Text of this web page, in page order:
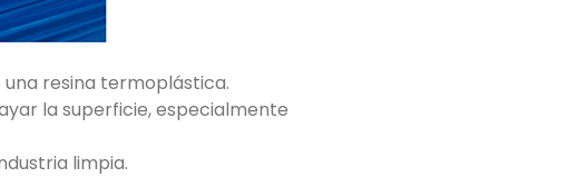
una resina termoplástica.
la superficie, especialmente
limpia.